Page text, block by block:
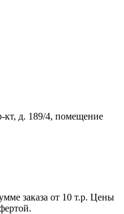
кт, д. 189/4, помещение
заказа от 10 т.р. Цены